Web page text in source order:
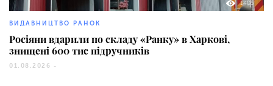
1405
ВИДАВНИЦТВО РАНОК
Росіяни вдарили по складу «Ранку» в Харкові,
знищені 600 тис підручників
01.08.2026 -